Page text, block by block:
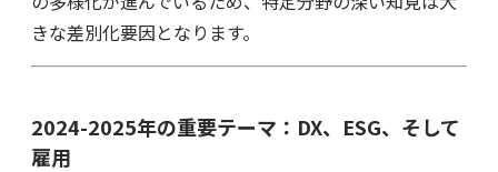
きな差別化要因となります。
2024-2025年の重要テーマ：DX、ESG、そして
雇用